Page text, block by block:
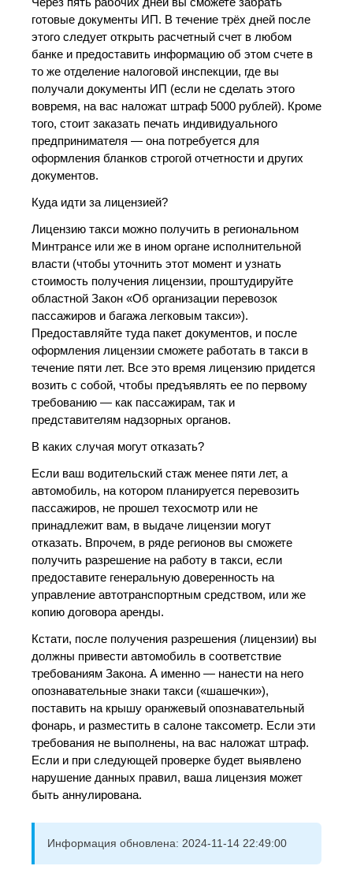
готовые документы ИП. В течение трёх дней после
этого следует открыть расчетный счет в любом
банке и предоставить информацию об этом счете в
то же отделение налоговой инспекции, где вы
получали документы ИП (если не сделать этого
вовремя, на вас наложат штраф 5000 рублей). Кроме
того, стоит заказать печать индивидуального
предпринимателя — она потребуется для
оформления бланков строгой отчетности и других
документов.
Куда идти за лицензией?
Лицензию такси можно получить в региональном
Минтрансе или же в ином органе исполнительной
власти (чтобы уточнить этот момент и узнать
стоимость получения лицензии, проштудируйте
областной Закон «Об организации перевозок
пассажиров и багажа легковым такси»).
Предоставляйте туда пакет документов, и после
оформления лицензии сможете работать в такси в
течение пяти лет. Все это время лицензию придется
возить с собой, чтобы предъявлять ее по первому
требованию — как пассажирам, так и
представителям надзорных органов.
В каких случая могут отказать?
Если ваш водительский стаж менее пяти лет, а
автомобиль, на котором планируется перевозить
пассажиров, не прошел техосмотр или не
принадлежит вам, в выдаче лицензии могут
отказать. Впрочем, в ряде регионов вы сможете
получить разрешение на работу в такси, если
предоставите генеральную доверенность на
управление автотранспортным средством, или же
копию договора аренды.
Кстати, после получения разрешения (лицензии) вы
должны привести автомобиль в соответствие
требованиям Закона. А именно — нанести на него
опознавательные знаки такси («шашечки»),
поставить на крышу оранжевый опознавательный
фонарь, и разместить в салоне таксометр. Если эти
требования не выполнены, на вас наложат штраф.
Если и при следующей проверке будет выявлено
нарушение данных правил, ваша лицензия может
быть аннулирована.
Информация обновлена: 2024-11-14 22:49:00